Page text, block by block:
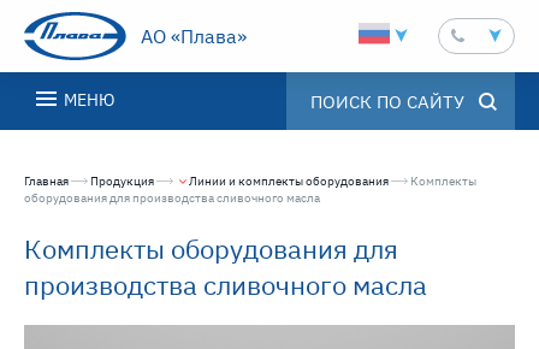
АО «Плава»
МЕНЮ
Главная Продукция Линии и комплекты оборудования Текущая страница:
Комплекты
оборудования для производства сливочного масла
Комплекты оборудования для
производства сливочного масла